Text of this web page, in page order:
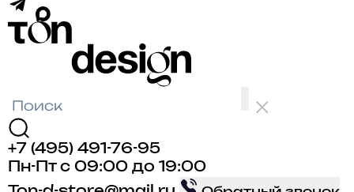
+7 (495) 491-76-95
Пн-Пт с 09:00 до 19:00